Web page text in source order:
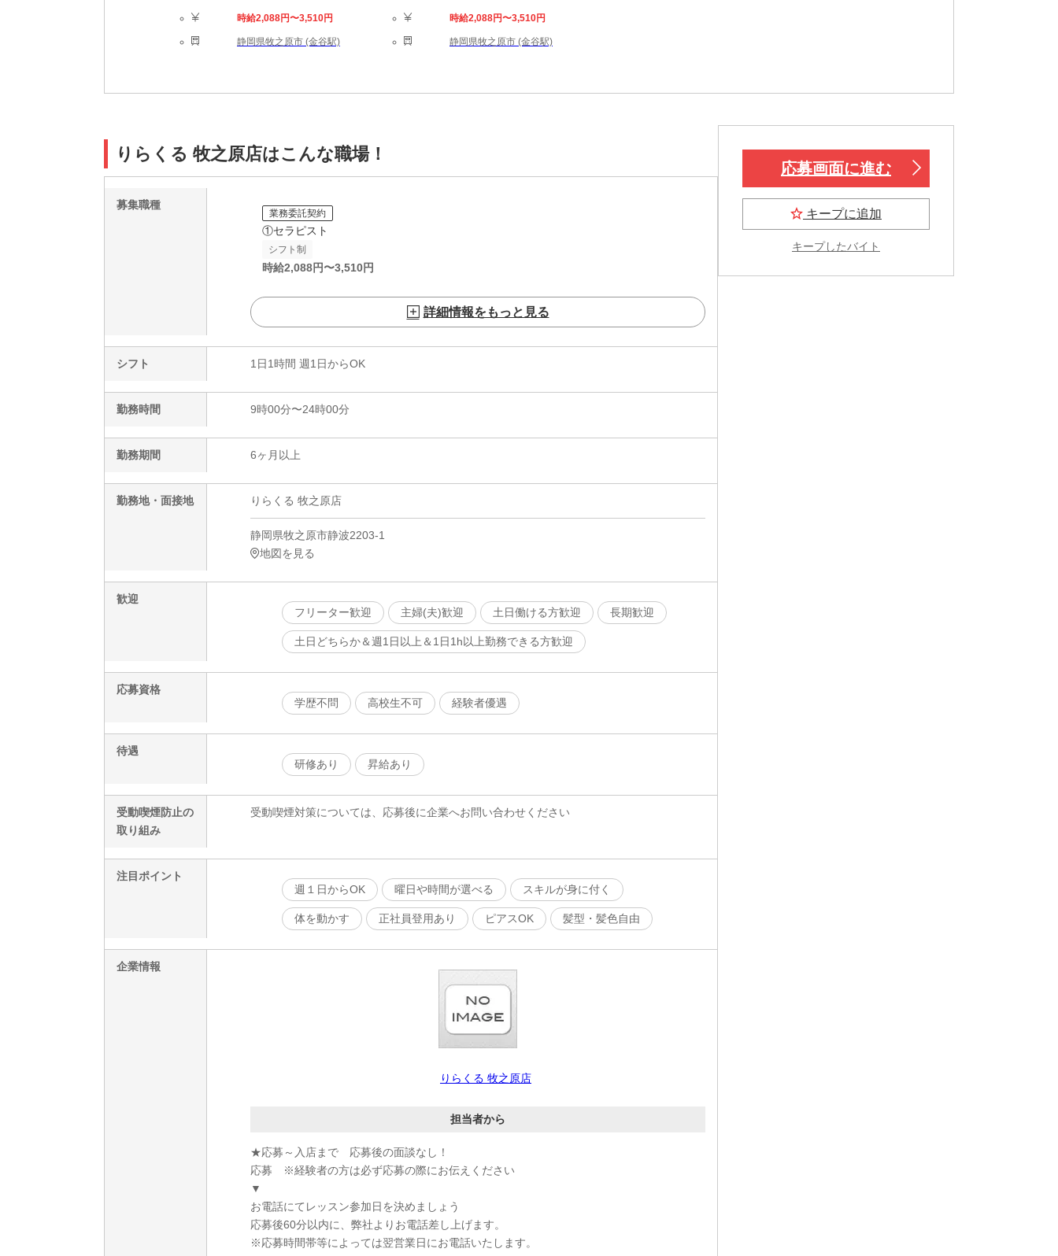
時給2,088円〜3,510円
静岡県牧之原市 (金谷駅)
時給2,088円〜3,510円
静岡県牧之原市 (金谷駅)
りらくる 牧之原店はこんな職場！
募集職種
業務委託契約
①セラピスト
シフト制
時給2,088円〜3,510円
詳細情報をもっと見る
シフト 1日1時間 週1日からOK
勤務時間 9時00分〜24時00分
勤務期間 6ヶ月以上
勤務地・面接地 りらくる 牧之原店
静岡県牧之原市静波2203-1
地図を見る
歓迎
フリーター歓迎
主婦(夫)歓迎 土日働ける方歓迎 長期歓迎
土日どちらか＆週1日以上＆1日1h以上勤務できる方歓迎
応募資格
学歴不問
高校生不可 経験者優遇
待遇
研修あり
昇給あり
受動喫煙防止の
取り組み
受動喫煙対策については、応募後に企業へお問い合わせください
注目ポイント
週１日からOK
曜日や時間が選べる スキルが身に付く
体を動かす 正社員登用あり ピアスOK 髪型・髪色自由
企業情報
りらくる 牧之原店
担当者から
★応募～入店まで 応募後の面談なし！
応募 ※経験者の方は必ず応募の際にお伝えください
▼
お電話にてレッスン参加日を決めましょう
応募後60分以内に、弊社よりお電話差し上げます。
※応募時間帯等によっては翌営業日にお電話いたします。
応募画面に進む
キープに追加
キープしたバイト